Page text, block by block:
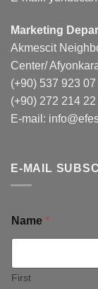
Marketing
Akmescit
Center/
(+90) 537 923 07
(+90) 272 214 22
E-mail:
E-MAIL
Name *
First